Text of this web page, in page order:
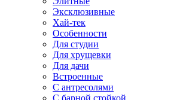
Эксклюзивные
Хай-тек
Особенности
Для студии
Для хрущевки
Для дачи
Встроенные
С антресолями
С барной стойкой